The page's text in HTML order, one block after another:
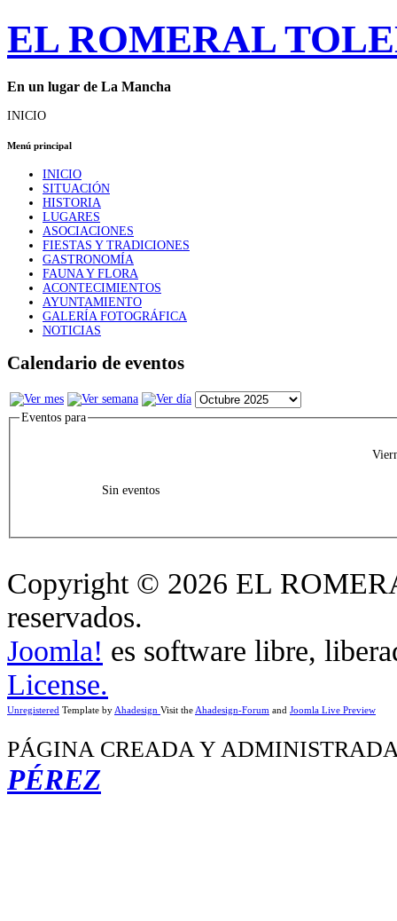
EL ROMERAL
En un lugar de La Mancha
INICIO
Menú principal
INICIO
SITUACIÓN
HISTORIA
LUGARES
ASOCIACIONES
FIESTAS Y TRADICIONES
GASTRONOMÍA
FAUNA Y FLORA
ACONTECIMIENTOS
AYUNTAMIENTO
GALERÍA FOTOGRÁFICA
NOTICIAS
Calendario de eventos
Eventos para
Sin eventos
Copyright © 2026 EL
reservados.
Joomla! es software libre,
License.
Unregistered Template by Ahadesign Visit the Ahadesign-Forum and Joomla Live Preview
PÁGINA CREADA Y
PÉREZ